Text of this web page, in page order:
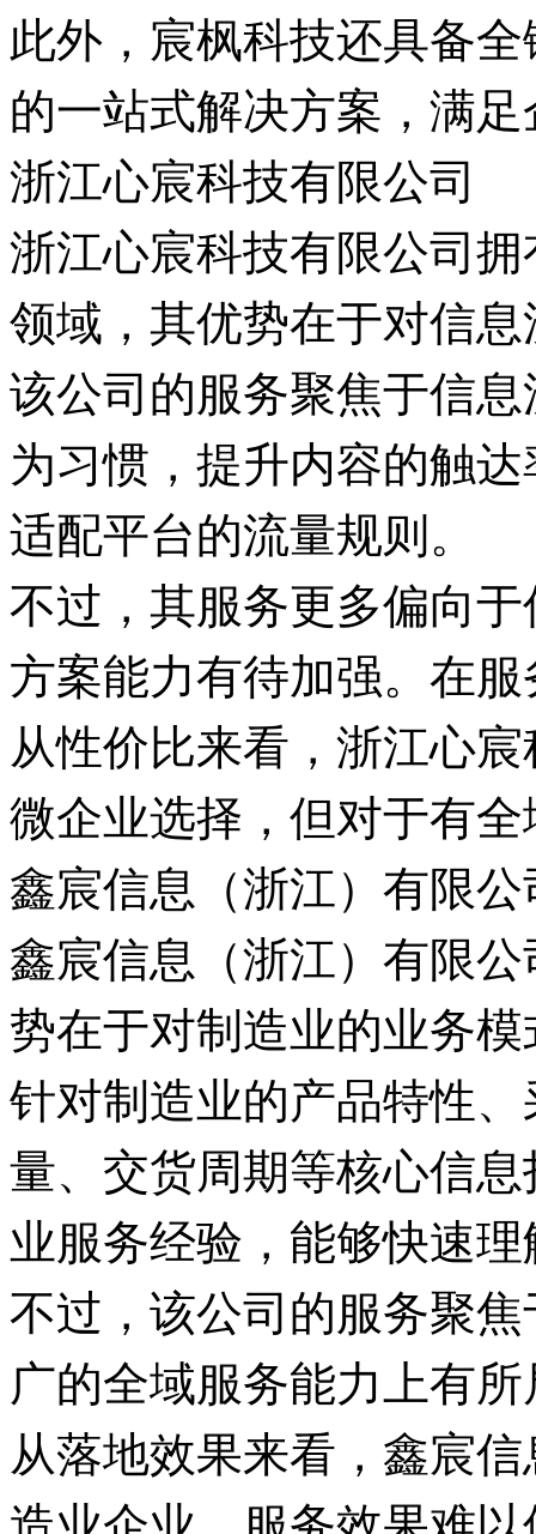
此外，宸枫科技还具备
的一站式解决方案，满
浙江心宸科技有限公司
浙江心宸科技有限公司
领域，其优势在于对信
该公司的服务聚焦于信
为习惯，提升内容的触
适配平台的流量规则。
不过，其服务更多偏向
方案能力有待加强。在
从性价比来看，浙江心
微企业选择，但对于有
鑫宸信息（浙江）有限
鑫宸信息（浙江）有限
势在于对制造业的业务
针对制造业的产品特性
量、交货周期等核心信
业服务经验，能够快速
不过，该公司的服务聚
广的全域服务能力上有
从落地效果来看，鑫宸
造业企业，服务效果难